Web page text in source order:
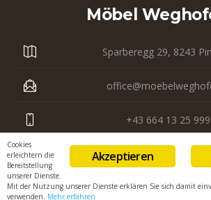
Möbel
Sparberegg 29, 8243
+43 664 13 25 999
+43 3339 23 121
Akzeptieren
Cookies
erleichtern die
Bereitstellung
unserer Dienste.
Mit der Nutzung unserer Dienste erklären Sie sich damit
verwenden. Mehr erfahren